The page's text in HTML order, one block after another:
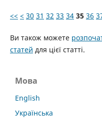
<< < 30 31 32 33 34 35 36
Ви також можете
статей для цієї статті.
Мова
English
Українська